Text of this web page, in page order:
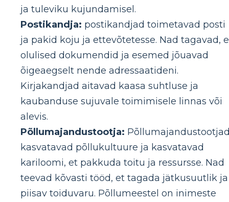
ja tuleviku kujundamisel.
Postikandja: postikandjad toimetavad posti
ja pakid koju ja ettevõtetesse. Nad tagavad,
olulised dokumendid ja esemed jõuavad
õigeaegselt nende adressaatideni.
Kirjakandjad aitavad kaasa suhtluse ja
kaubanduse sujuvale toimimisele linnas või
alevis.
Põllumajandustootja:
kasvatavad põllukultuure ja kasvatavad
kariloomi, et pakkuda toitu ja ressursse. Nad
teevad kõvasti tööd, et tagada jätkusuutlik ja
piisav toiduvaru. Põllumeestel on inimeste